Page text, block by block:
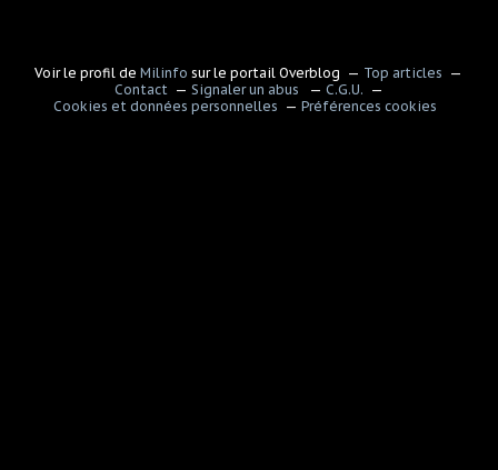
Voir le profil deMilinfo sur le portail Overblog
Top articles
Contact
Signaler un abus
C.G.U.
Cookies et données personnelles
Préférences cookies